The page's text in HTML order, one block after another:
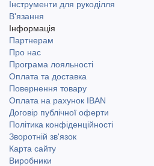
Інструменти для рукоділля
В'язання
Інформація
Партнерам
Про нас
Програма лояльності
Оплата та доставка
Повернення товару
Оплата на рахунок IBAN
Договір публічної оферти
Політика конфіденційності
Зворотній зв'язок
Карта сайту
Виробники